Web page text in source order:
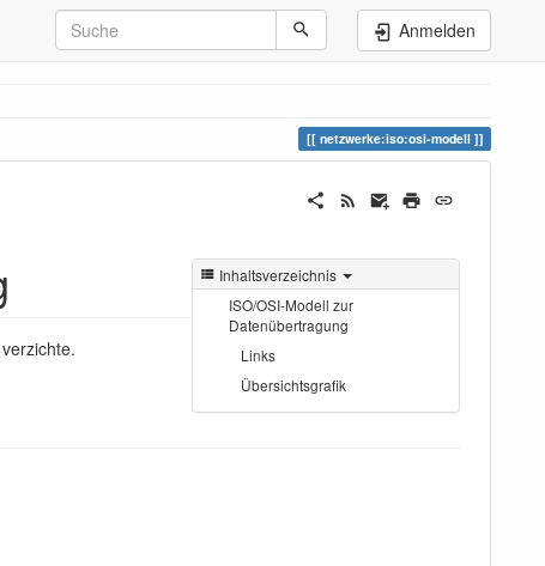
Anmelden
netzwerke:iso:osi-modell
Inhaltsverzeichnis
ISO/OSI-Modell zur
Datenübertragung
Links
Übersichtsgrafik